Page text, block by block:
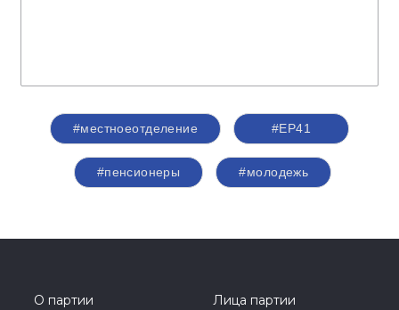
#местноеотделение #ЕР41
#пенсионеры #молодежь
О партии
Лица партии